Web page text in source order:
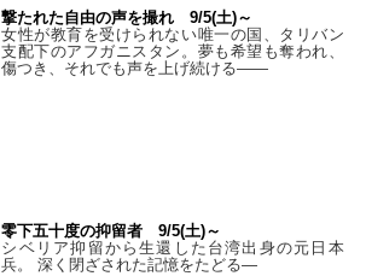
撃たれた自由の声を撮れ 9/5(土)～
女性が教育を受けられない唯一の国、タリバン
支配下のアフガニスタン。夢も希望も奪われ、
傷つき、それでも声を上げ続ける——
零下五十度の抑留者 9/5(土)～
シベリア抑留から生還した台湾出身の元日本
兵。 深く閉ざされた記憶をたどる—